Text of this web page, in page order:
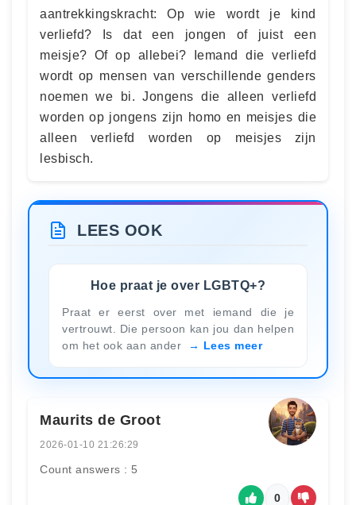
aantrekkingskracht: Op wie wordt je kind
verliefd? Is dat een jongen of juist een
meisje? Of op allebei? Iemand die verliefd
wordt op mensen van verschillende genders
noemen we bi. Jongens die alleen verliefd
worden op jongens zijn homo en meisjes die
alleen verliefd worden op meisjes zijn
lesbisch.
LEES OOK
Hoe praat je over LGBTQ+?
Praat er eerst over met iemand die je
vertrouwt. Die persoon kan jou dan helpen
om het ook aan ander
Lees meer
Maurits de Groot
2026-01-10 21:26:29
Count answers : 5
0